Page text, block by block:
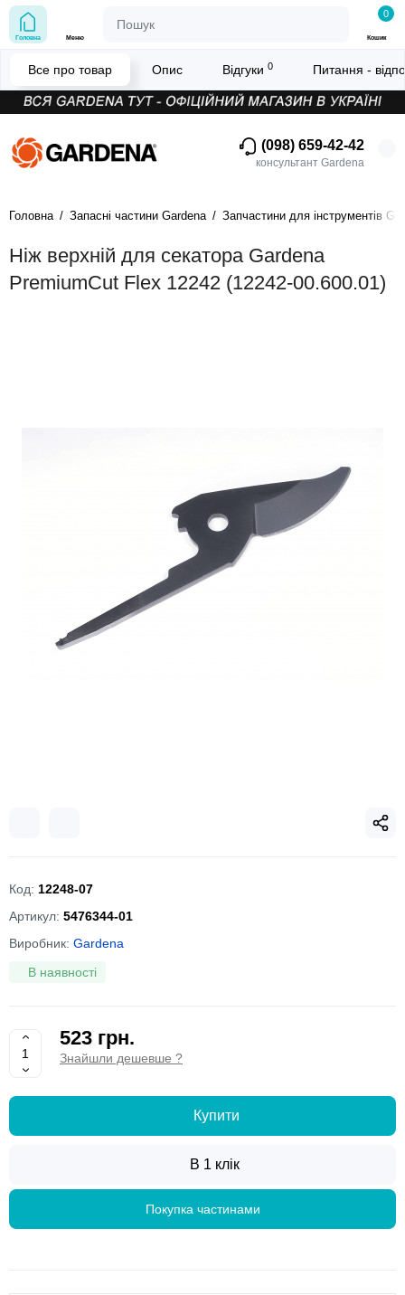
(098) 659-42-42
консультант Gardena
Головна Меню
0
Кошик
Головна Запасні частини Gardena Запчастини для інструментів
Ніж верхній для секатора Gardena
PremiumCut Flex 12242 (12242-00.600.01)
Все про товар Опис Відгуки 0 Питання -
Код: 12248-07
Артикул: 5476344-01
Виробник: Gardena
В наявності
523 грн.
Знайшли дешевше ?
Купити
В 1 клік
Покупка частинами